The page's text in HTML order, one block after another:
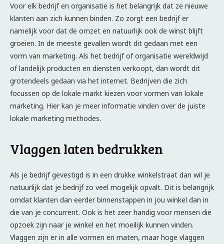
Voor elk bedrijf en organisatie is het belangrijk dat ze nieuwe
klanten aan zich kunnen binden. Zo zorgt een bedrijf er
namelijk voor dat de omzet en natuurlijk ook de winst blijft
groeien. In de meeste gevallen wordt dit gedaan met een
vorm van marketing. Als het bedrijf of organisatie wereldwijd
of landelijk producten en diensten verkoopt, dan wordt dit
grotendeels gedaan via het internet. Bedrijven die zich
focussen op de lokale markt kiezen voor vormen van lokale
marketing. Hier kan je meer informatie vinden over de juiste
lokale marketing methodes.
Vlaggen laten bedrukken
Als je bedrijf gevestigd is in een drukke winkelstraat dan wil je
natuurlijk dat je bedrijf zo veel mogelijk opvalt. Dit is belangrijk
omdat klanten dan eerder binnenstappen in jou winkel dan in
die van je concurrent. Ook is het zeer handig voor mensen die
opzoek zijn naar je winkel en het moeilijk kunnen vinden.
Vlaggen zijn er in alle vormen en maten, maar hoge vlaggen